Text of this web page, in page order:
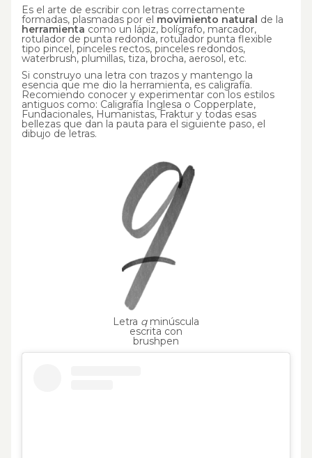
Es el arte de escribir con letras correctamente
formadas, plasmadas por el movimiento natural de la
herramienta como un lápiz, bolígrafo, marcador,
rotulador de punta redonda, rotulador punta flexible
tipo pincel, pinceles rectos, pinceles redondos,
waterbrush, plumillas, tiza, brocha, aerosol, etc.
Si construyo una letra con trazos y mantengo la
esencia que me dio la herramienta, es caligrafía.
Recomiendo conocer y experimentar con los estilos
antiguos como: Caligrafía Inglesa o Copperplate,
Fundacionales, Humanistas, Fraktur y todas esas
bellezas que dan la pauta para el siguiente paso, el
dibujo de letras.
Letra qminúscula
escrita con
brushpen